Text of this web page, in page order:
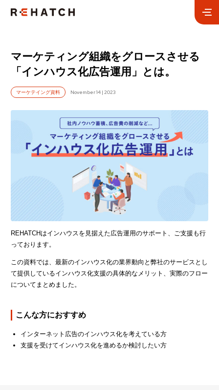
マーケティング組織をグロースさせる
「インハウス化広告運用」とは。
マーケテイング資料 November 14 | 2023
REHATCHはインハウスを見据えた広告運用のサポート、ご支援も行
っております。
この資料では、最新のインハウス化の業界動向と弊社のサービスとし
て提供しているインハウス化支援の具体的なメリット、実際のフロー
についてまとめました。
こんな方におすすめ
インターネット広告のインハウス化を考えている方
支援を受けてインハウス化を進めるか検討したい方